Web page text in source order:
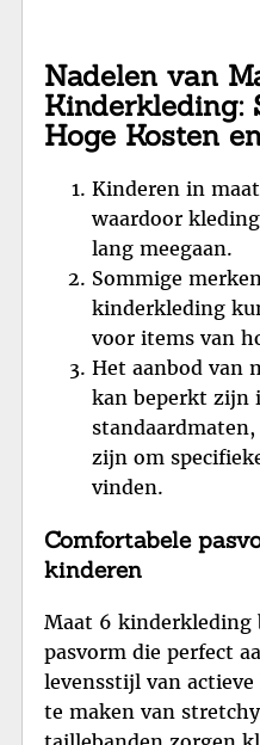
Nadelen van
Kinderkleding:
Hoge Kosten
Kinderen in
waardoor
lang meegaan.
Sommige
kinderkleding
voor items van
Het aanbod van
kan beperkt zijn
zijn om
vinden.
Comfortabele
kinderen
Maat 6 kinderkleding
pasvorm die perfect
levensstijl van
te maken van